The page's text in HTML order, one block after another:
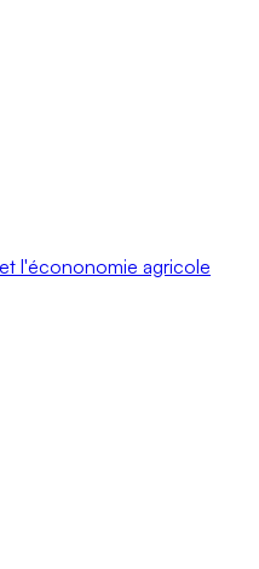
l'écononomie agricole